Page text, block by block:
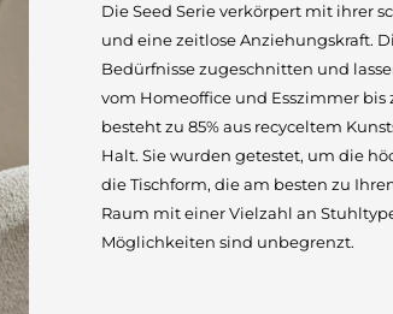
Die Seed Serie verkörpert mit ihrer
und eine zeitlose Anziehungskraft.
Bedürfnisse zugeschnitten und
vom Homeoffice und Esszimmer
besteht zu 85% aus recyceltem
Halt. Sie wurden getestet, um die
die Tischform, die am besten zu
Raum mit einer Vielzahl an
Möglichkeiten sind unbegrenzt.